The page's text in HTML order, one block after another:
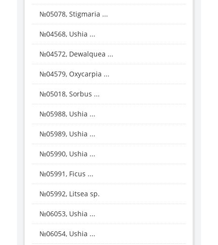
№05078, Stigmaria ...
№04568, Ushia ...
№04572, Dewalquea ...
№04579, Oxycarpia ...
№05018, Sorbus ...
№05988, Ushia ...
№05989, Ushia ...
№05990, Ushia ...
№05991, Ficus ...
№05992, Litsea sp.
№06053, Ushia ...
№06054, Ushia ...